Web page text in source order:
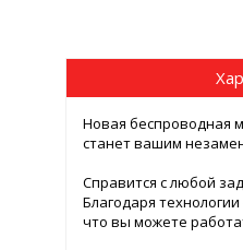
Новая беспроводная
станет вашим
Справится с любой
Благодаря
что вы можете